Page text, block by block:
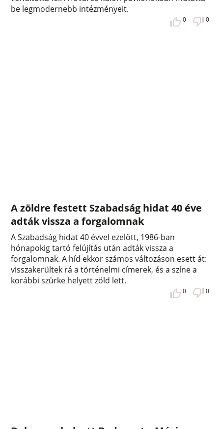
be legmodernebb intézményeit.
0 0
A zöldre festett Szabadság hidat 40 éve
adták vissza a forgalomnak
A Szabadság hidat 40 évvel ezelőtt, 1986-ban
hónapokig tartó felújítás után adták vissza a
forgalomnak. A híd ekkor számos változáson esett át:
visszakerültek rá a történelmi címerek, és a színe a
korábbi szürke helyett zöld lett.
0 0